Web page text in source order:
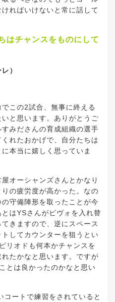
ればいけないと常に話して
はチャンスをものにして
）
この2試合、無事に終える
と思います。ありがとうご
みださんの育成組織の選手
れたおかげで、自分たちは
本当に嬉しく思っていま
オーシャンズさんとかなり
の疲労度が高かった。なの
守備陣形を取ったことが今
はYSさんがピヴォを入れ替
きますので、逆にスペース
してカウンターを狙うとい
リオドも何本かチャンスを
たかなと思います。ですが
とは良かったのかなと思い
コートで練習をされていると